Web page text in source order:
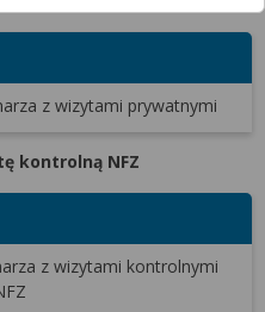
z wizytami prywatnymi
kontrolną NFZ
z wizytami kontrolnymi
korzystasz z naszej
i wyświetlania reklam, w
społecznościowych.
do serwisu”, aby
przez nas i
danych w
jest dobrowolne, a